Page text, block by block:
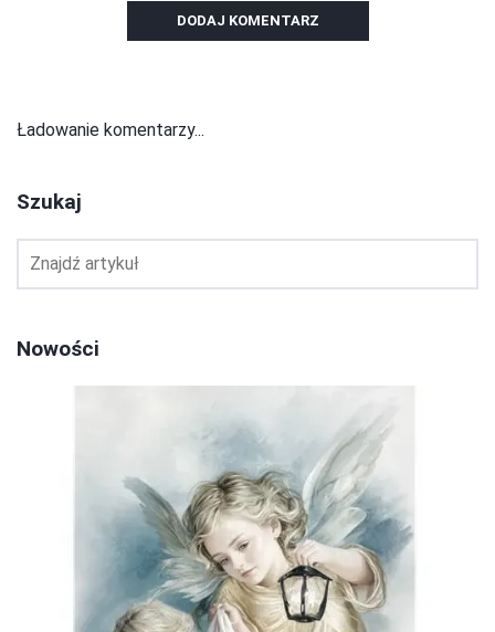
DODAJ KOMENTARZ
Ładowanie komentarzy...
Szukaj
Nowości